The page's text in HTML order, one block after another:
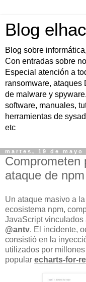
Blog
Blog sobre
Con entradas sobre
Especial atención a
ransomware, ataques
de malware y
software, manuales,
herramientas de
etc
martes, 19 de mayo
Comprometen
ataque de
Un ataque masivo a
ecosistema npm,
JavaScript
@antv. El incidente,
consistió en la
utilizados por
popular echarts-for-